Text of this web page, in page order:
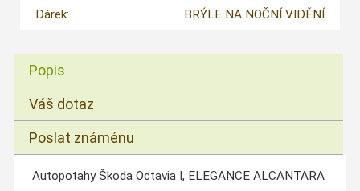
Dárek:
BRÝLE NA NOČNÍ VIDĚNÍ
Popis
Váš dotaz
Poslat známénu
Autopotahy Škoda Octavia I, ELEGANCE ALCANTARA